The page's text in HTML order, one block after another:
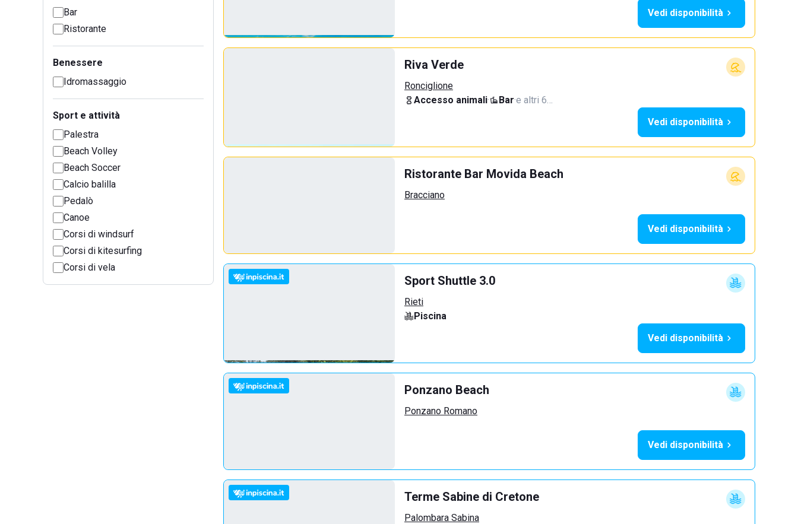
Bar
Ristorante
Benessere
Idromassaggio
Sport e attività
Palestra
Beach Volley
Beach Soccer
Calcio balilla
Pedalò
Canoe
Corsi di windsurf
Corsi di kitesurfing
Corsi di vela
Vedi disponibilità
Riva Verde
Ronciglione
Accesso animali· Bar·e altri 6…
Vedi disponibilità
Ristorante Bar Movida Beach
Bracciano
Vedi disponibilità
Sport Shuttle 3.0
Rieti
Piscina
Vedi disponibilità
Ponzano Beach
Ponzano Romano
Vedi disponibilità
Terme Sabine di Cretone
Palombara Sabina